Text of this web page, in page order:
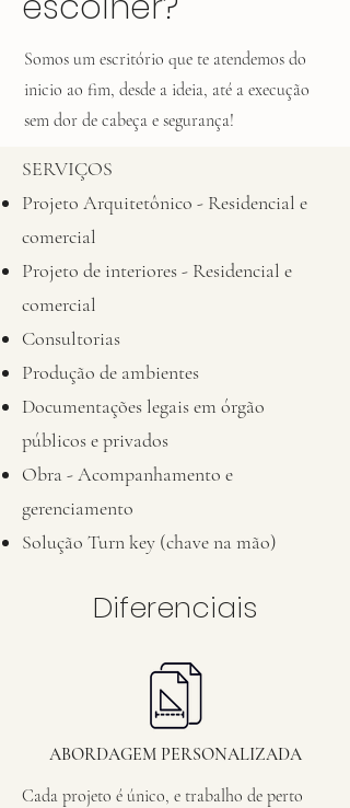
Somos um escritório que te atendemos do
inicio ao fim, desde a ideia, até a execução
sem dor de cabeça e segurança!
SERVIÇOS
Projeto Arquitetônico - Residencial e
comercial
Projeto de interiores - Residencial e
comercial
Consultorias
Produção de ambientes
Documentações legais em órgão
públicos e privados
Obra - Acompanhamento e
gerenciamento
Solução Turn key (chave na mão)
Diferenciais
ABORDAGEM PERSONALIZADA
Cada projeto é único, e trabalho de perto